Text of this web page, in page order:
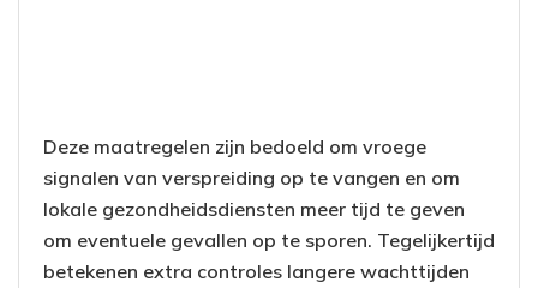
Deze maatregelen zijn bedoeld om vroege
signalen van verspreiding op te vangen en om
lokale gezondheidsdiensten meer tijd te geven
om eventuele gevallen op te sporen. Tegelijkertijd
betekenen extra controles langere wachttijden